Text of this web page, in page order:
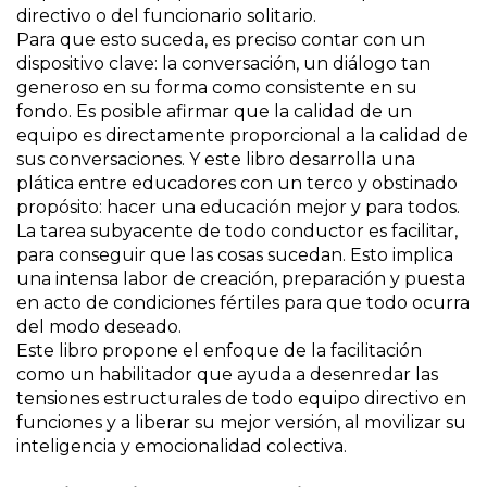
directivo o del funcionario solitario.
Para que esto suceda, es preciso contar con un
dispositivo clave: la conversación, un diálogo tan
generoso en su forma como consistente en su
fondo. Es posible afirmar que la calidad de un
equipo es directamente proporcional a la calidad de
sus conversaciones. Y este libro desarrolla una
plática entre educadores con un terco y obstinado
propósito: hacer una educación mejor y para todos.
La tarea subyacente de todo conductor es facilitar,
para conseguir que las cosas sucedan. Esto implica
una intensa labor de creación, preparación y puesta
en acto de condiciones fértiles para que todo ocurra
del modo deseado.
Este libro propone el enfoque de la facilitación
como un habilitador que ayuda a desenredar las
tensiones estructurales de todo equipo directivo en
funciones y a liberar su mejor versión, al movilizar su
inteligencia y emocionalidad colectiva.